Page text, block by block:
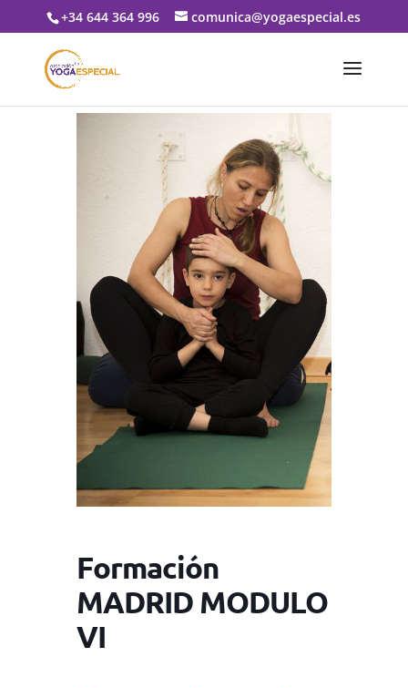
+34 644 364 996 comunica@yogaespecial.es
Formación
MADRID MODULO
VI